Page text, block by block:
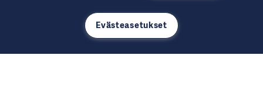
omia eivätkä välttämättä heijasta tai edusta Getingen
Evästeasetukset